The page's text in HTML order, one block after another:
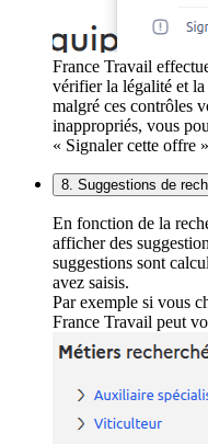
France Travail
vérifier la légalité et
malgré ces contrôles
inappropriés, vous
« Signaler cette offre
8. Suggestions de
En fonction de la
afficher des
suggestions sont
avez saisis.
Par exemple si vous
France Travail peut